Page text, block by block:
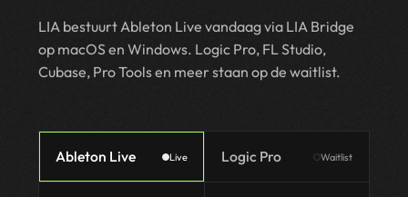
LIA bestuurt Ableton Live vandaag via LIA Bridge
op macOS en Windows. Logic Pro, FL Studio,
Cubase, Pro Tools en meer staan op de waitlist.
Ableton Live Live Logic Pro Waitlist